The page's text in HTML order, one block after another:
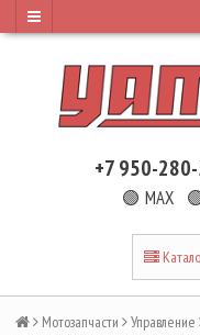
+7 950-
🟢 MAX
Мотозапчасти Управление